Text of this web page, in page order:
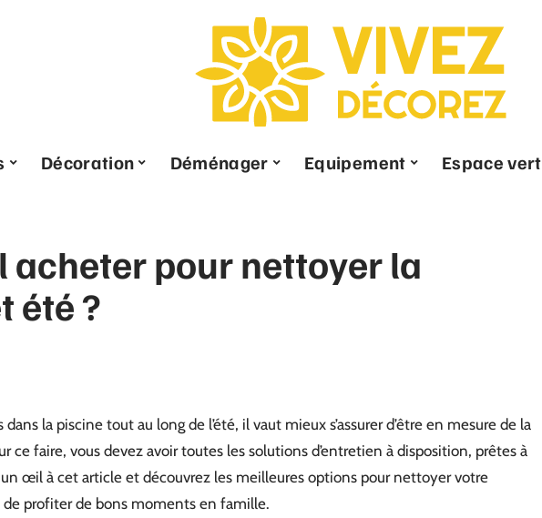
Décoration Déménager Equipement Espace vert
acheter pour nettoyer la
été ?
la piscine tout au long de l’été, il vaut mieux s’assurer d’être en mesure de la
ce faire, vous devez avoir toutes les solutions d’entretien à disposition, prêtes à
œil à cet article et découvrez les meilleures options pour nettoyer votre
de profiter de bons moments en famille.